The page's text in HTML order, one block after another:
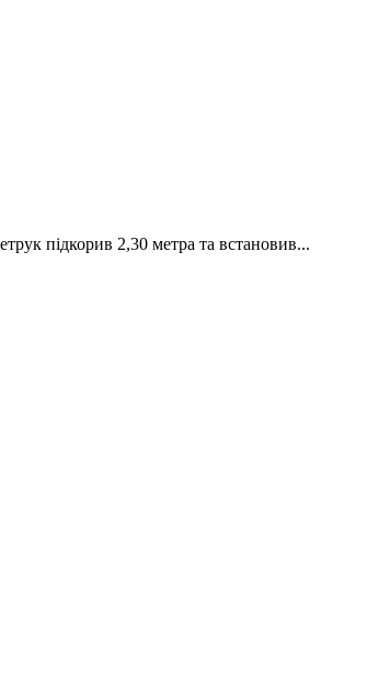
підкорив 2,30 метра та встановив...